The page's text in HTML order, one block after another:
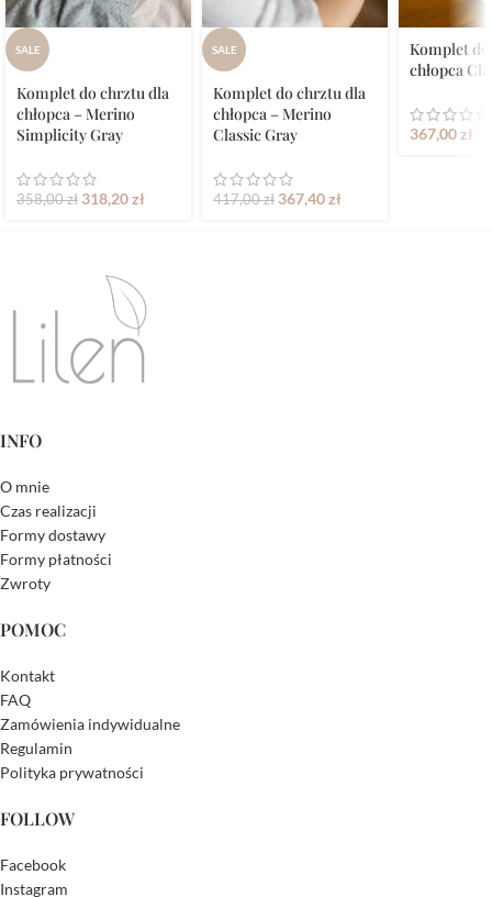
SALE
Komplet do chrztu dla
chłopca – Merino
Simplicity Gray
358,00zł 318,20zł
SALE
Komplet do chrztu dla
chłopca – Merino
Classic Gray
417,00zł 367,40zł
Komplet
chłopca
367,00 zł
INFO
O mnie
Czas realizacji
Formy dostawy
Formy płatności
Zwroty
POMOC
Kontakt
FAQ
Zamówienia indywidualne
Regulamin
Polityka prywatności
FOLLOW
Facebook
Instagram